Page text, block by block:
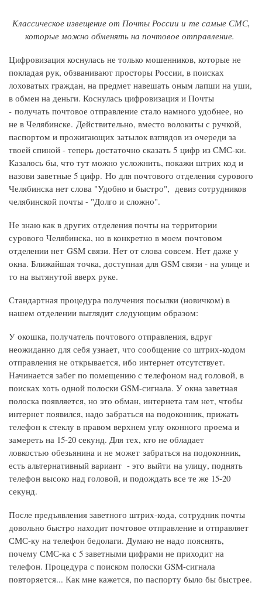
Классическое извещение от Почты России и те самые СМС,
которые можно обменять на почтовое отправление.
Цифровизация коснулась не только мошенников, которые не
покладая рук, обзванивают просторы России, в поисках
лоховатых граждан, на предмет навешать оным лапши на уши,
в обмен на деньги. Коснулась цифровизация и Почты
- получать почтовое отправление стало намного удобнее, но
не в Челябинске. Действительно, вместо волокиты с ручкой,
паспортом и прожигающих затылок взглядов из очереди за
твоей спиной - теперь достаточно сказать 5 цифр из СМС-ки.
Казалось бы, что тут можно усложнить, покажи штрих код и
назови заветные 5 цифр. Но для почтового отделения сурового
Челябинска нет слова "Удобно и быстро", девиз сотрудников
челябинской почты - "Долго и сложно".
Не знаю как в других отделения почты на территории
сурового Челябинска, но в конкретно в моем почтовом
отделении нет GSM связи. Нет от слова совсем. Нет даже у
окна. Ближайшая точка, доступная для GSM связи - на улице и
то на вытянутой вверх руке.
Стандартная процедура получения посылки (новичком) в
нашем отделении выглядит следующим образом:
У окошка, получатель почтового отправления, вдруг
неожиданно для себя узнает, что сообщение со штрих-кодом
отправления не открывается, ибо интернет отсутствует.
Начинается забег по помещению с телефоном над головой, в
поисках хоть одной полоски GSM-сигнала. У окна заветная
полоска появляется, но это обман, интернета там нет, чтобы
интернет появился, надо забраться на подоконник, прижать
телефон к стеклу в правом верхнем углу оконного проема и
замереть на 15-20 секунд. Для тех, кто не обладает
ловкостью обезьянина и не может забраться на подоконник,
есть альтернативный вариант - это выйти на улицу, поднять
телефон высоко над головой, и подождать все те же 15-20
секунд.
После предъявления заветного штрих-кода, сотрудник почты
довольно быстро находит почтовое отправление и отправляет
СМС-ку на телефон бедолаги. Думаю не надо пояснять,
почему СМС-ка с 5 заветными цифрами не приходит на
телефон. Процедура с поиском полоски GSM-сигнала
повторяется... Как мне кажется, по паспорту было бы быстрее.